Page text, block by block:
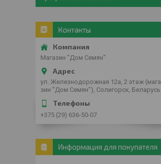
Контакты
Магазин "Дом Семян"
ул. Железнодорожная 12а, 2 этаж (мага
зин "Дом Семян"), Солигорск, Беларусь
+375 (29) 636-50-07
Информация для покупателя